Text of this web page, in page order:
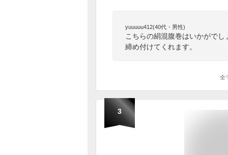
yuuuuu412(40代・男性)
こちらの絹混腹巻はいかがで
締め付けてくれます。
全
3